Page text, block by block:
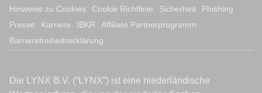
Hinweise zu Cookies
Cookie Richtlinie Sicherheit
Phishing
Presse
Karriere IBKR
Affiliate Partnerprogramm
Barrierefreiheitserklärung